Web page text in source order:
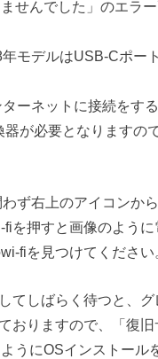
ませんでした」のエラ
モデルはUSB-Cポー
ーネットに接続をす
が必要となりますの
ず右上のアイコンか
を押すと画像のよう
fiを見つけてください
てしばらく待つと、
おりますので、「復
うにOSインストール